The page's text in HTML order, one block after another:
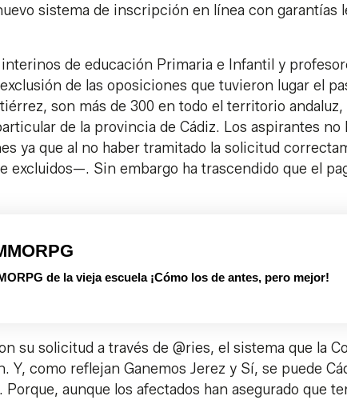
sistema de inscripción en línea con garantías
de educación Primaria e Infantil y
de las oposiciones que tuvieron lugar el
son más de 300 en todo el territorio
de la provincia de Cádiz. Los aspirantes no
ya que al no haber tramitado la solicitud
Sin embargo ha trascendido que el
de la vieja escuela ¡Cómo los de antes, pero mejor!
su solicitud a través de @ries, el sistema que la
Y, como reflejan Ganemos Jerez y Sí, se puede
aunque los afectados han asegurado que